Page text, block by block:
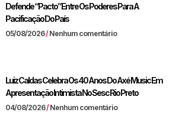
Defende “pacto” Entre Os Poderes Para A
Pacificação Do País
05/08/2026 Nenhum comentário
Luiz Caldas Celebra Os 40 Anos Do Axé Music Em
Apresentação Intimista No Sesc Rio Preto
04/08/2026 Nenhum comentário